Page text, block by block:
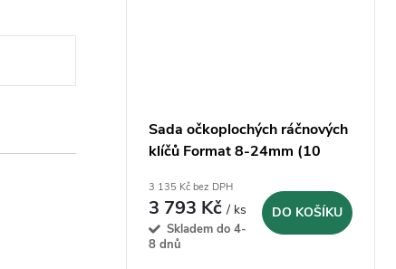
Sada očkoplochých ráčnových
klíčů Format 8-24mm (10
3 135 Kč bez DPH
3 793 Kč/ ks
Skladem do 4-
8 dnů
DO KOŠÍKU